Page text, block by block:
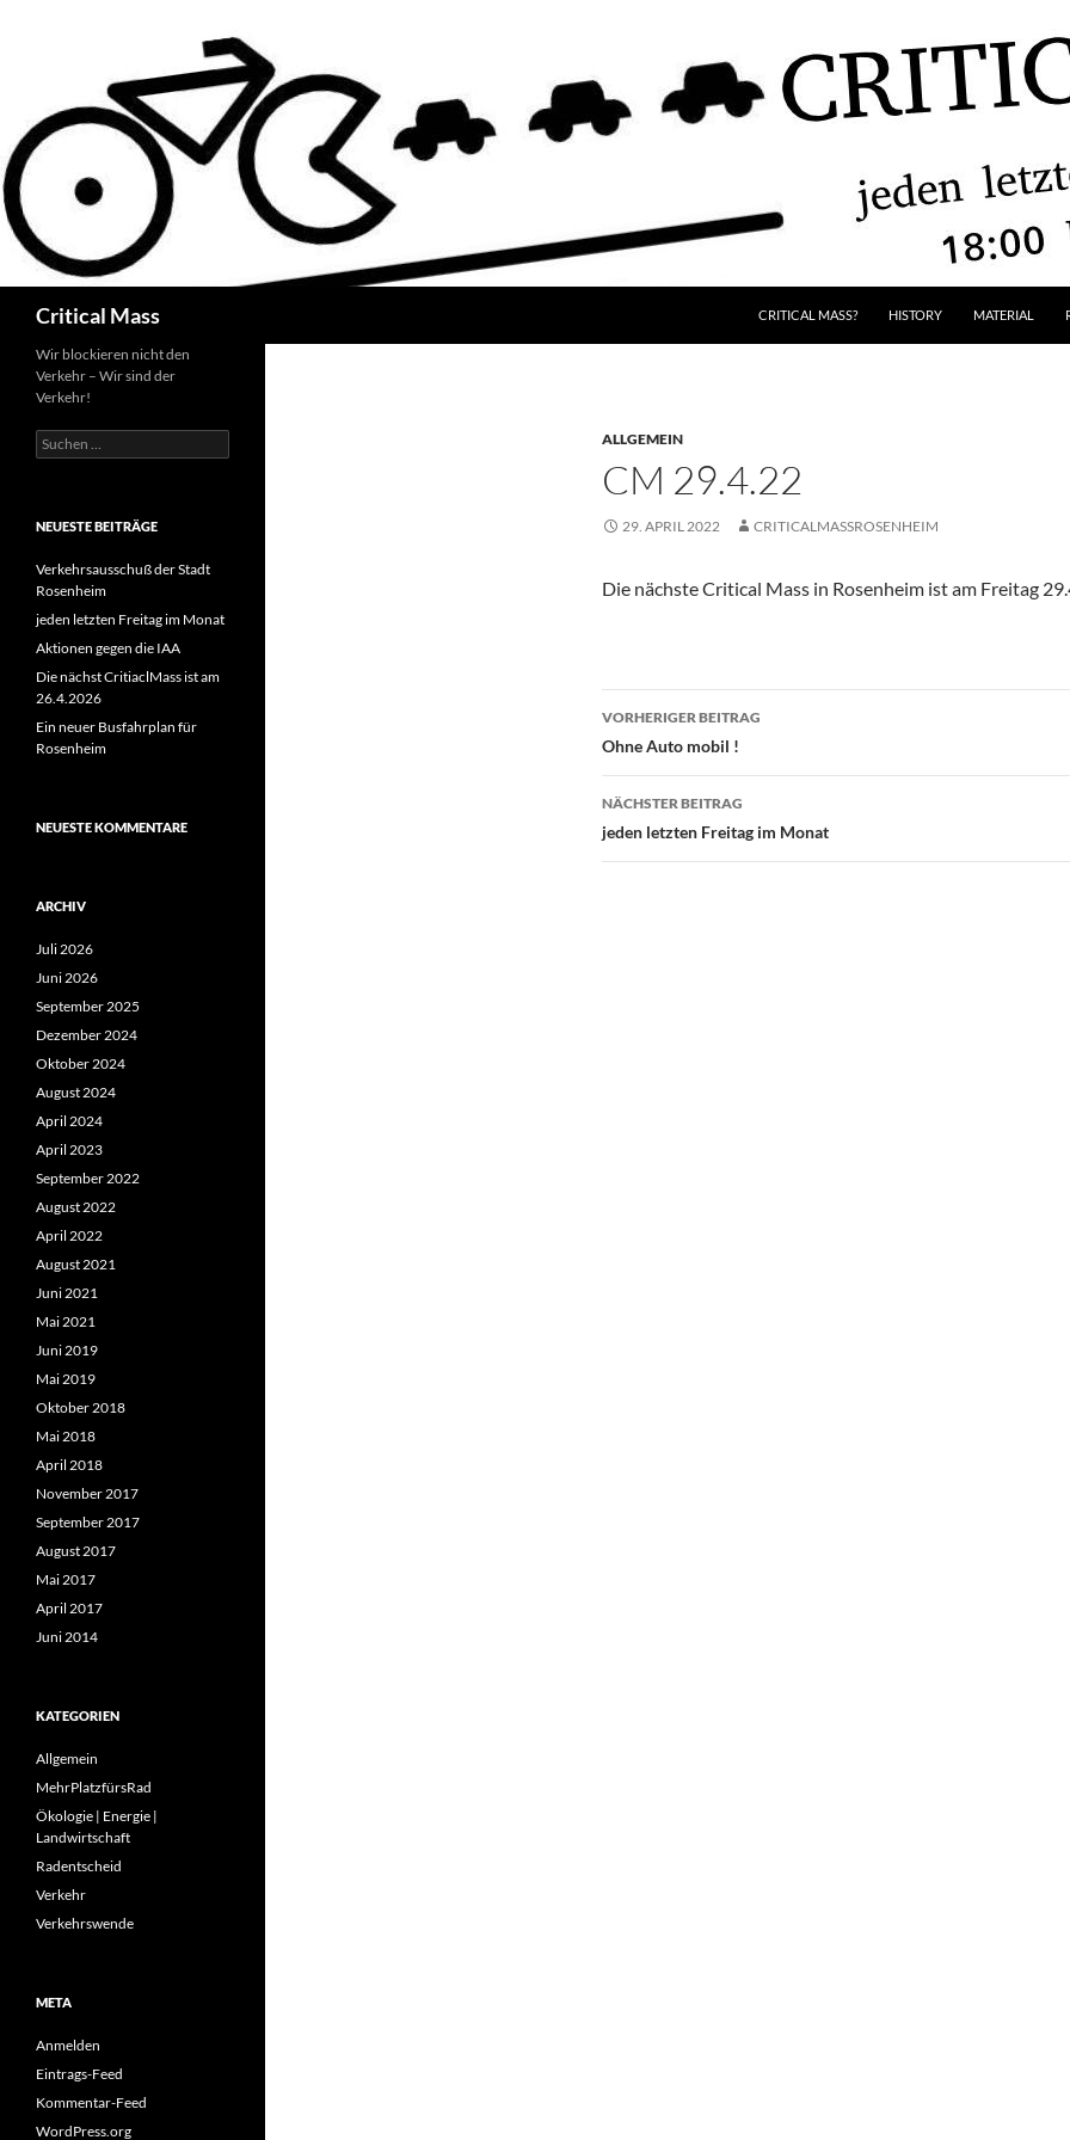
Critical Mass CRITICAL MASS? HISTORY MATERIAL
ALLGEMEIN
CM 29.4.22
29. APRIL 2022 CRITICALMASSROSENHEIM
Die nächste Critical Mass in Rosenheim ist am Freitag
Beitragsnavigation
VORHERIGER BEITRAG
Ohne Auto mobil !
NÄCHSTER BEITRAG
jeden letzten Freitag im Monat
Wir blockieren nicht den
Verkehr – Wir sind der
Verkehr!
Suchen
nach:
NEUESTE BEITRÄGE
Verkehrsausschuß der Stadt
Rosenheim
jeden letzten Freitag im Monat
Aktionen gegen die IAA
Die nächst CritiaclMass ist am
26.4.2026
Ein neuer Busfahrplan für
Rosenheim
NEUESTE KOMMENTARE
ARCHIV
Juli 2026
Juni 2026
September 2025
Dezember 2024
Oktober 2024
August 2024
April 2024
April 2023
September 2022
August 2022
April 2022
August 2021
Juni 2021
Mai 2021
Juni 2019
Mai 2019
Oktober 2018
Mai 2018
April 2018
November 2017
September 2017
August 2017
Mai 2017
April 2017
Juni 2014
KATEGORIEN
Allgemein
MehrPlatzfürsRad
Ökologie | Energie |
Landwirtschaft
Radentscheid
Verkehr
Verkehrswende
META
Anmelden
Eintrags-Feed
Kommentar-Feed
WordPress.org